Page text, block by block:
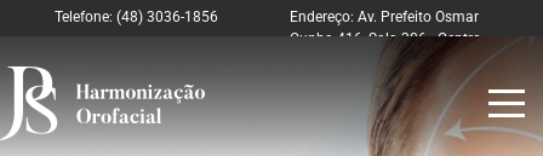
Telefone: (48) 3036-1856
Endereço: Av. Prefeito Osmar
Cunha 416, Sala 306 - Centro
Florianópolis – SC